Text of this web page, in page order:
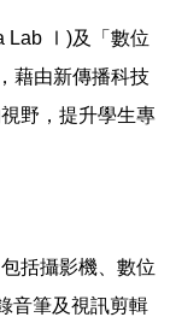
Lab Ⅰ)及「數位
藉由新傳播科技
野，提升學生專
括攝影機、數位
音筆及視訊剪輯